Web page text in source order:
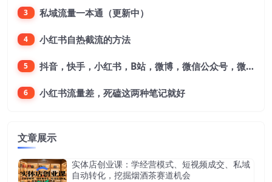
3 私域流量一本通（更新中）
4 小红书自热截流的方法
5 抖音，快手，小红书，B站，微博，微信公众号，微信视频号。每一个平台，都是不一样的机会，对应不一样的赚钱思路
6 小红书流量差，死磕这两种笔记就好
文章展示
实体店创业课：学经营模式、短视频成交、私域
自动转化，挖掘烟酒茶赛道机会